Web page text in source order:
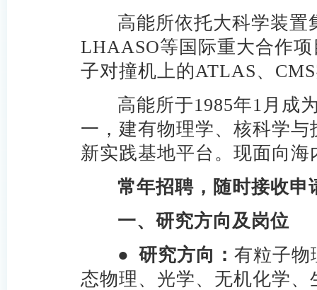
高能所依托大科学装
LHAASO等国际重大合作
子对撞机上的ATLAS、
高能所于1985年1月成
一，建有物理学、核科学
新实践基地平台。现面向
常年招聘，随时接收申
一、研究方向及岗位
● 研究方向： 有粒子物
态物理、光学、无机化学